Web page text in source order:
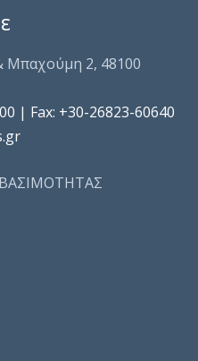
Μπαχούμη 2, 48100
| Fax: +30-26823-60640